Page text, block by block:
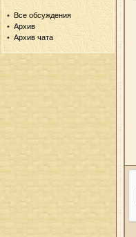
Все обсуждения
Архив
Архив чата